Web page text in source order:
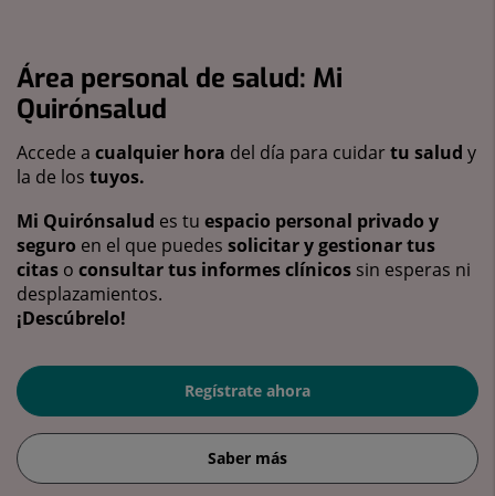
Área personal de salud: Mi
Quirónsalud
Accede a cualquier hora del día para cuidartu salud y
la de los tuyos.
Mi Quirónsalud es tu espacio personal privado y
seguro en el que puedes solicitar y gestionar tus
citas o consultar tus informes clínicos sin esperas ni
desplazamientos.
¡Descúbrelo!
Regístrate ahora
Saber más